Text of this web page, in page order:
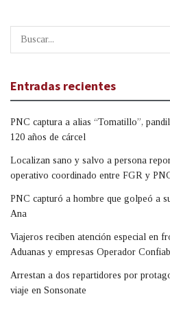
Entradas recientes
PNC captura a alias “Tomatillo”,
120 años de cárcel
Localizan sano y salvo a persona
operativo coordinado entre FGR y
PNC capturó a hombre que golpeó a
Ana
Viajeros reciben atención especial en
Aduanas y empresas Operador
Arrestan a dos repartidores por
viaje en Sonsonate